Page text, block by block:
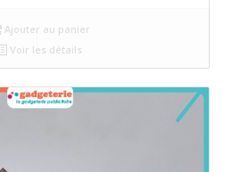
Ajouter au panier
Voir les détails